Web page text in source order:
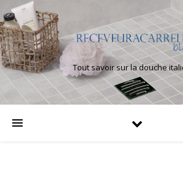
Tout savoir sur la douche